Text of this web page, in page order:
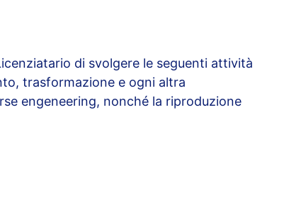
di svolgere le seguenti attività
trasformazione e ogni altra
engeneering, nonché la riproduzione